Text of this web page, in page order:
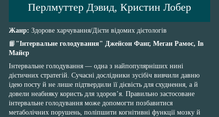
Перлмуттер Дэвид, Кристин Лобер
Жанр: Здорове харчування/Дієти відомих дієтологів
📙 "Інтервальне голодування" Джейсон Фанг, Меган Рамос, Ів
Майєр
Інтервальне голодування — одна з найпопулярніших нині
дієтичних стратегій. Сучасні дослідники зусібіч вивчили давню
ідею посту й не лише підтвердили її дієвість для схуднення, а й
довели неабияку користь для здоров’я. Правильно застосоване
інтервальне голодування може допомогти позбавитися
метаболічних порушень, поліпшити когнітивні функції мозку й